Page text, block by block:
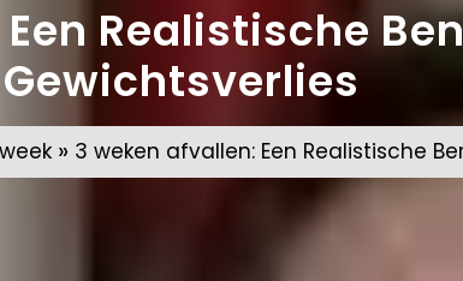
Realistische
Gewichtsverlies
week » 3 weken afvallen: Een Realistische